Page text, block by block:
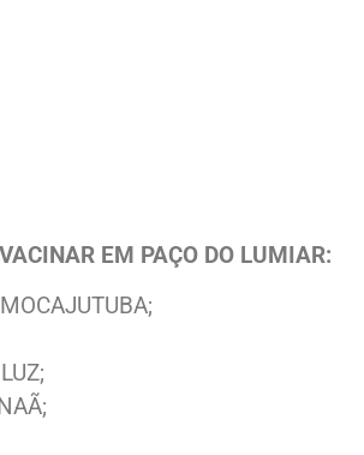
EM PAÇO DO LUMIAR: